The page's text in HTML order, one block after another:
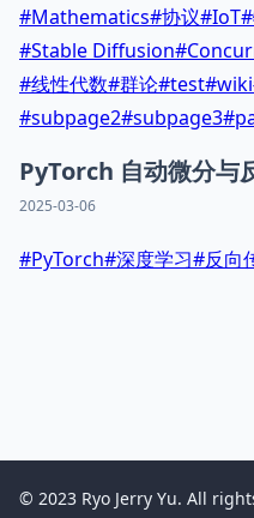
#Mathematics#协议#IoT#
#Stable Diffusion#
#线性代数#群论#test#wiki
#subpage2#subpage3#
PyTorch 自动微分与
2025-03-06
#PyTorch#深度学习#反向
© 2023 Ryo Jerry Yu. All